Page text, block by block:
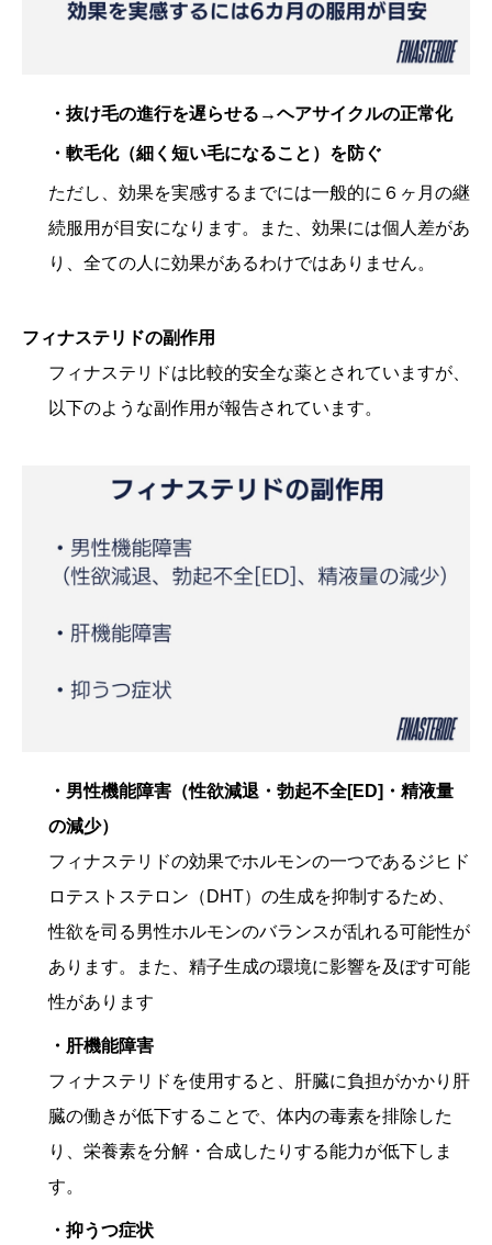
・抜け毛の進行を遅らせる→ヘアサイクルの正常化
・軟毛化（細く短い毛になること）を防ぐ
ただし、効果を実感するまでには一般的に６ヶ月の継
続服用が目安になります。また、効果には個人差があ
り、全ての人に効果があるわけではありません。
フィナステリドの副作用
フィナステリドは比較的安全な薬とされていますが、
以下のような副作用が報告されています。
・男性機能障害（性欲減退・勃起不全[ED]・精液量
の減少）
フィナステリドの効果でホルモンの一つであるジヒド
ロテストステロン（DHT）の生成を抑制するため、
性欲を司る男性ホルモンのバランスが乱れる可能性が
あります。また、精子生成の環境に影響を及ぼす可能
性があります
・肝機能障害
フィナステリドを使用すると、肝臓に負担がかかり肝
臓の働きが低下することで、体内の毒素を排除した
り、栄養素を分解・合成したりする能力が低下しま
す。
・抑うつ症状